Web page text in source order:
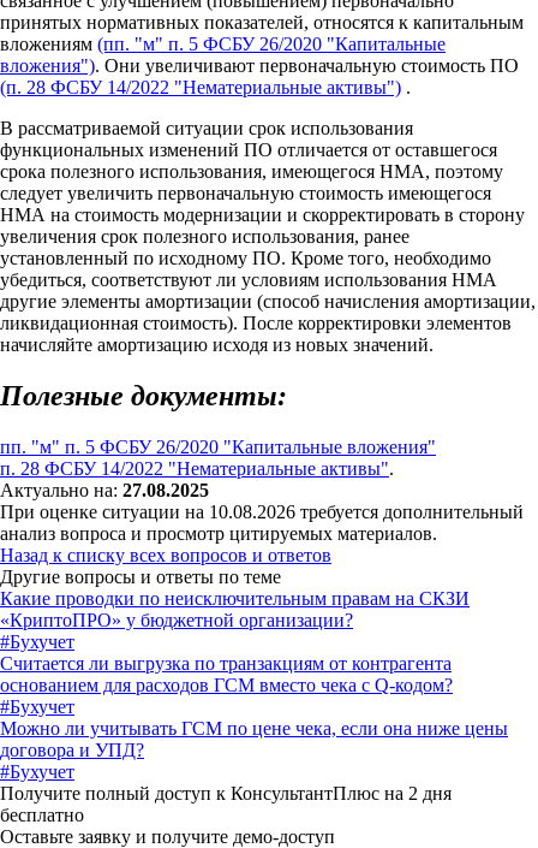
принятых нормативных показателей, относятся к капитальным
вложениям (пп. "м" п. 5 ФСБУ 26/2020 "Капитальные
вложения"). Они увеличивают первоначальную стоимость ПО
(п. 28 ФСБУ 14/2022 "Нематериальные активы") .
В рассматриваемой ситуации срок использования
функциональных изменений ПО отличается от оставшегося
срока полезного использования, имеющегося НМА, поэтому
следует увеличить первоначальную стоимость имеющегося
НМА на стоимость модернизации и скорректировать в сторону
увеличения срок полезного использования, ранее
установленный по исходному ПО. Кроме того, необходимо
убедиться, соответствуют ли условиям использования НМА
другие элементы амортизации (способ начисления амортизации,
ликвидационная стоимость). После корректировки элементов
начисляйте амортизацию исходя из новых значений.
Полезные документы:
пп. "м" п. 5 ФСБУ 26/2020 "Капитальные вложения"
п. 28 ФСБУ 14/2022 "Нематериальные активы".
Актуально на: 27.08.2025
При оценке ситуации на 10.08.2026 требуется дополнительный
анализ вопроса и просмотр цитируемых материалов.
Назад к списку всех вопросов и ответов
Другие вопросы и ответы по теме
Какие проводки по неисключительным правам на СКЗИ
«КриптоПРО» у бюджетной организации?
#Бухучет
Считается ли выгрузка по транзакциям от контрагента
основанием для расходов ГСМ вместо чека с Q-кодом?
#Бухучет
Можно ли учитывать ГСМ по цене чека, если она ниже цены
договора и УПД?
#Бухучет
Получите полный доступ к КонсультантПлюс на 2 дня
бесплатно
Оставьте заявку и получите демо-доступ